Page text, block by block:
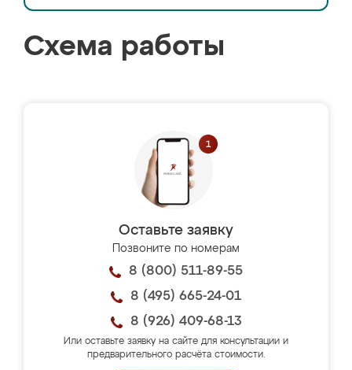
Схема работы
Оставьте заявку
Позвоните по номерам
8 (800) 511-89-55
8 (495) 665-24-01
8 (926) 409-68-13
Или оставьте заявку на сайте для консультации и
предварительного расчёта стоимости.